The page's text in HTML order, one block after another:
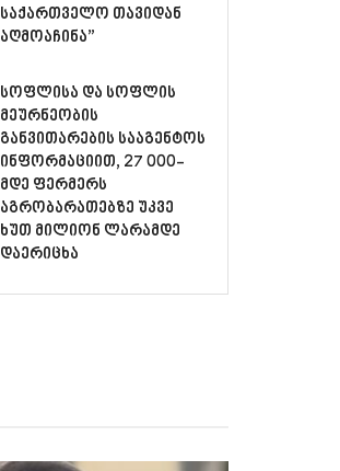
საქართველო თავიდან
აღმოაჩინა”
სოფლისა და სოფლის
მეურნეობის
განვითარების სააგენტოს
ინფორმაციით, 27 000-
მდე ფერმერს
აგრობარათებზე უკვე
ხუთ მილიონ ლარამდე
დაერიცხა